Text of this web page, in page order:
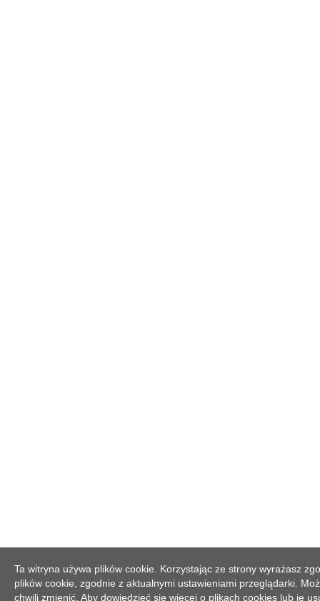
Ta witryna używa plików cookie. Korzystając ze strony wyrażasz
plików cookie, zgodnie z aktualnymi ustawieniami przeglądarki.
chwili zmienić. Aby dowiedzieć się więcej o plikach cookies lub je